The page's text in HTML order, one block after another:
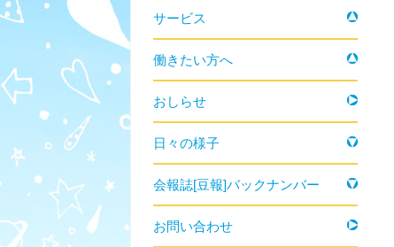
サービス
働きたい方へ
おしらせ
日々の様子
会報誌[豆報]バックナンバー
お問い合わせ